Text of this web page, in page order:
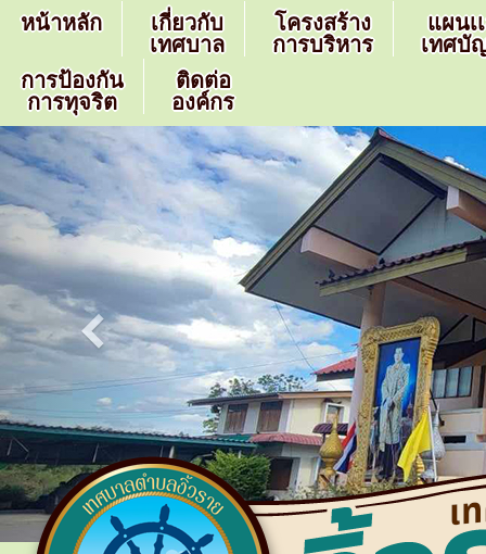
หน้าหลัก
เกี่ยวกับ
เทศบาล
โครงสร้าง
การบริหาร
แผนเ
เทศบั
การป้องกัน
การทุจริต
ติดต่อ
องค์กร